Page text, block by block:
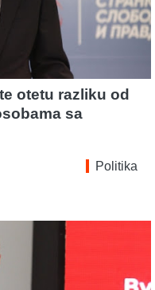
otetu razliku od
sa
Politika